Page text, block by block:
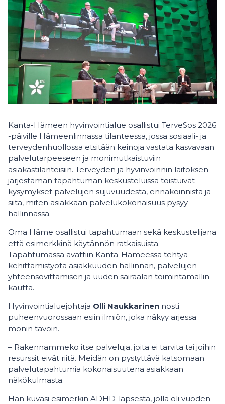
Kanta-Hämeen hyvinvointialue osallistui TerveSos 2026
-päiville Hämeenlinnassa tilanteessa, jossa sosiaali- ja
terveydenhuollossa etsitään keinoja vastata kasvavaan
palvelutarpeeseen ja monimutkaistuviin
asiakastilanteisiin. Terveyden ja hyvinvoinnin laitoksen
järjestämän tapahtuman keskusteluissa toistuivat
kysymykset palvelujen sujuvuudesta, ennakoinnista ja
siitä, miten asiakkaan palvelukokonaisuus pysyy
hallinnassa.
Oma Häme osallistui tapahtumaan sekä keskustelijana
että esimerkkinä käytännön ratkaisuista.
Tapahtumassa avattiin Kanta-Hämeessä tehtyä
kehittämistyötä asiakkuuden hallinnan, palvelujen
yhteensovittamisen ja uuden sairaalan toimintamallin
kautta.
Hyvinvointialuejohtaja Olli Naukkarinen nosti
puheenvuorossaan esiin ilmiön, joka näkyy arjessa
monin tavoin.
– Rakennammeko itse palveluja, joita ei tarvita tai joihin
resurssit eivät riitä. Meidän on pystyttävä katsomaan
palvelutapahtumia kokonaisuutena asiakkaan
näkökulmasta.
Hän kuvasi esimerkin ADHD-lapsesta, jolla oli vuoden